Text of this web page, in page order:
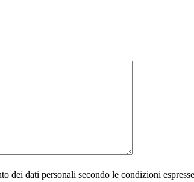
dei dati personali secondo le condizioni